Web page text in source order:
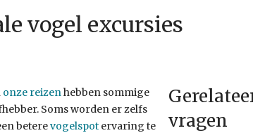
vogel excursies
onze reizenhebben sommige
Soms worden er zelfs
beterevogelspot ervaring te
vragen